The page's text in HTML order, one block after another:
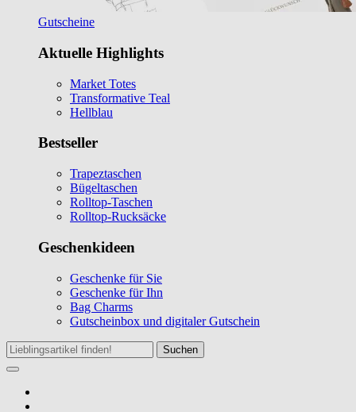
Gutscheine
Aktuelle Highlights
Market Totes
Transformative Teal
Hellblau
Bestseller
Trapeztaschen
Bügeltaschen
Rolltop-Taschen
Rolltop-Rucksäcke
Geschenkideen
Geschenke für Sie
Geschenke für Ihn
Bag Charms
Gutscheinbox und digitaler Gutschein
Suchen